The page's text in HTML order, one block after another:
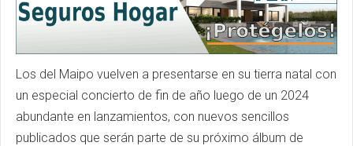
Los del Maipo vuelven a presentarse en su tierra natal con
un especial concierto de fin de año luego de un 2024
abundante en lanzamientos, con nuevos sencillos
publicados que serán parte de su próximo álbum de